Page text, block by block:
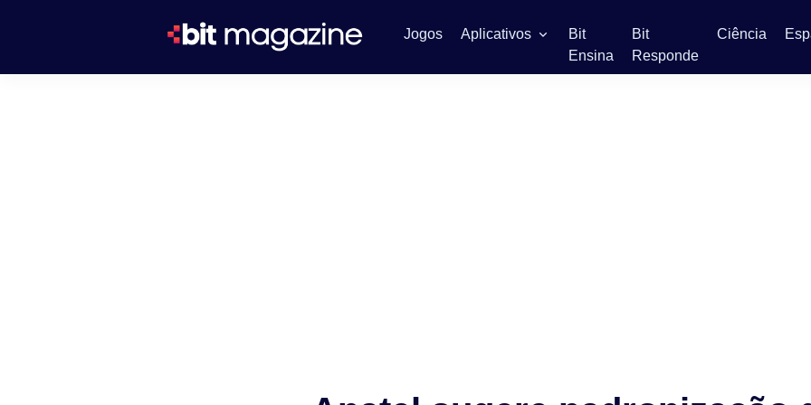
Jogos Aplicativos
Bit
Ensina
Bit
Responde
Ciência